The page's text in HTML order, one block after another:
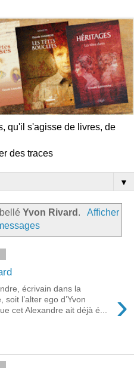
qu'il s'agisse de livres, de
des traces
▼
Yvon Rivard .
Afficher
›
écrivain dans la
l’alter ego d’Yvon
cet Alexandre ait déjà é...